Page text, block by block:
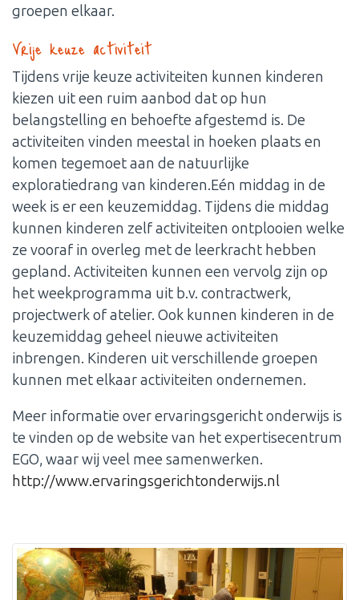
groepen elkaar.
Vrije keuze activiteit
Tijdens vrije keuze activiteiten kunnen kinderen
kiezen uit een ruim aanbod dat op hun
belangstelling en behoefte afgestemd is. De
activiteiten vinden meestal in hoeken plaats en
komen tegemoet aan de natuurlijke
exploratiedrang van kinderen.Eén middag in de
week is er een keuzemiddag. Tijdens die middag
kunnen kinderen zelf activiteiten ontplooien welke
ze vooraf in overleg met de leerkracht hebben
gepland. Activiteiten kunnen een vervolg zijn op
het weekprogramma uit b.v. contractwerk,
projectwerk of atelier. Ook kunnen kinderen in de
keuzemiddag geheel nieuwe activiteiten
inbrengen. Kinderen uit verschillende groepen
kunnen met elkaar activiteiten ondernemen.
Meer informatie over ervaringsgericht onderwijs is
te vinden op de website van het expertisecentrum
EGO, waar wij veel mee samenwerken.
http://www.ervaringsgerichtonderwijs.nl